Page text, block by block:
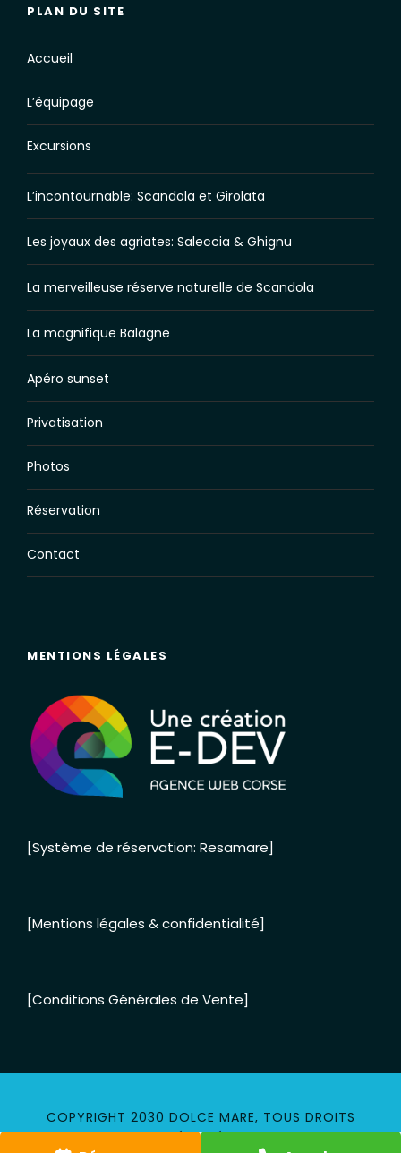
PLAN DU SITE
Accueil
L’équipage
Excursions
L’incontournable: Scandola et Girolata
Les joyaux des agriates: Saleccia & Ghignu
La merveilleuse réserve naturelle de Scandola
La magnifique Balagne
Apéro sunset
Privatisation
Photos
Réservation
Contact
MENTIONS LÉGALES
[Système de réservation: Resamare]
[Mentions légales & confidentialité]
[Conditions Générales de Vente]
COPYRIGHT 2030 DOLCE MARE, TOUS DROITS
RÉSERVÉS